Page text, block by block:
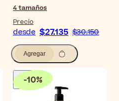
4tamaños
Precio
desde $27.135 $30.150
Agregar
-10%